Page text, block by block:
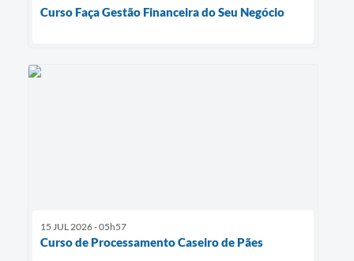
Curso Faça Gestão Financeira do Seu Negócio
15 JUL 2026 - 05h57
Curso de Processamento Caseiro de Pães